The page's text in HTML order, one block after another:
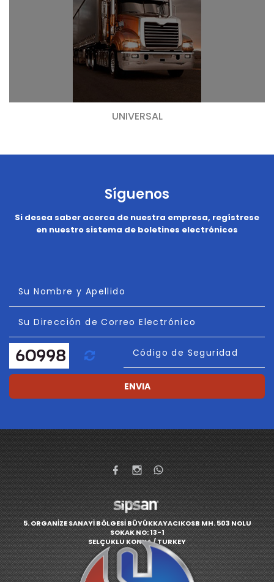
UNIVERSAL
Síguenos
Si desea saber acerca de nuestra empresa, regístrese
en nuestro sistema de boletines electrónicos
Su Nombre y Apellido
Su Dirección de Correo Electrónico
Actualizar
Código de Seguridad
ENVIA
5. ORGANİZE SANAYİ BÖLGESİ BÜYÜKKAYACIKOSB MH. 503 NOLU
SOKAK NO: 13-1
SELÇUKLU KONYA / TURKEY